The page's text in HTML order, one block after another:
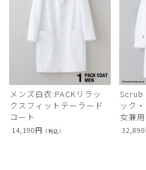
メンズ白衣:PACKリラッ
クスフィットテーラード
コート
14,190円 （税込）
Scrub
ック
女兼
32,890